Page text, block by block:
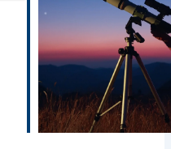
Outlook Live